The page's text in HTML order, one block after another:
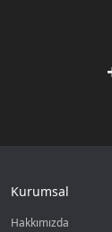
Kurumsal
Hakkımızda